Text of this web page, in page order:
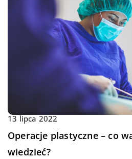
13 lipca 2022
Operacje plastyczne – co
wiedzieć?